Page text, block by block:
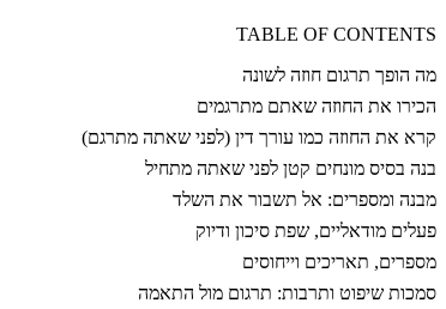
TABLE OF CONTENTS
מה הופך תרגום חוזה לשונה
הכירו את החוזה שאתם מתרגמים
קרא את החוזה כמו עורך דין (לפני שאתה מתרגם)
בנה בסיס מונחים קטן לפני שאתה מתחיל
מבנה ומספרים: אל תשבור את השלד
פעלים מודאליים, שפת סיכון ודיוק
מספרים, תאריכים וייחוסים
סמכות שיפוט ותרבות: תרגום מול התאמה